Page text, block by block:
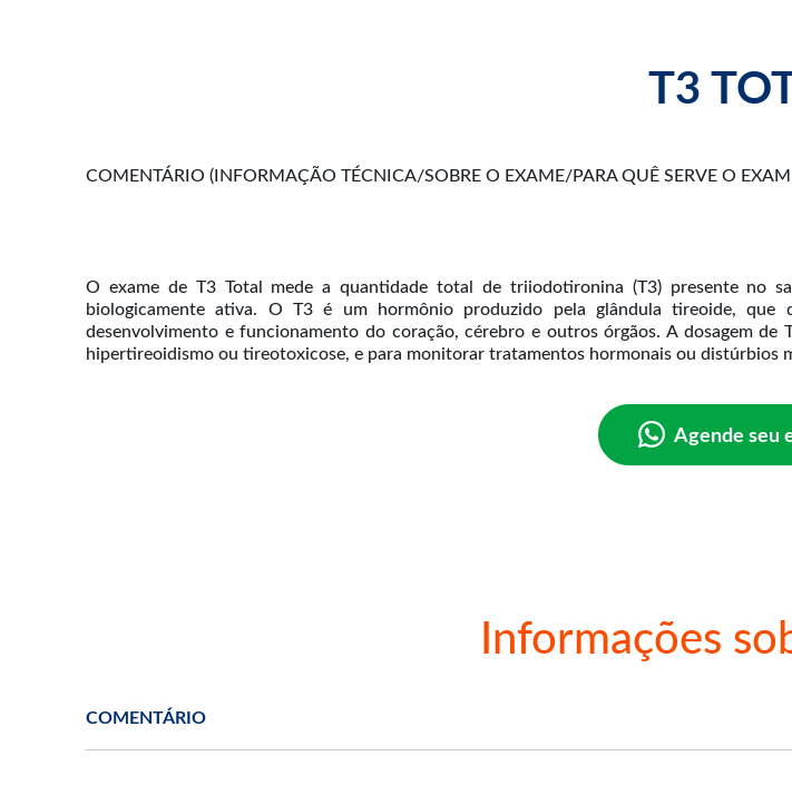
T3
COMENTÁRIO (INFORMAÇÃO TÉCNICA/SOBRE O EXAME/PARA QUÊ SERVE O
O exame de T3 Total mede a quantidade total de triiodotironina (T3) presente no
biologicamente ativa. O T3 é um hormônio produzido pela glândula tireoide, que
desenvolvimento e funcionamento do coração, cérebro e outros órgãos. A dosagem
Agende seu
Informações
COMENTÁRIO